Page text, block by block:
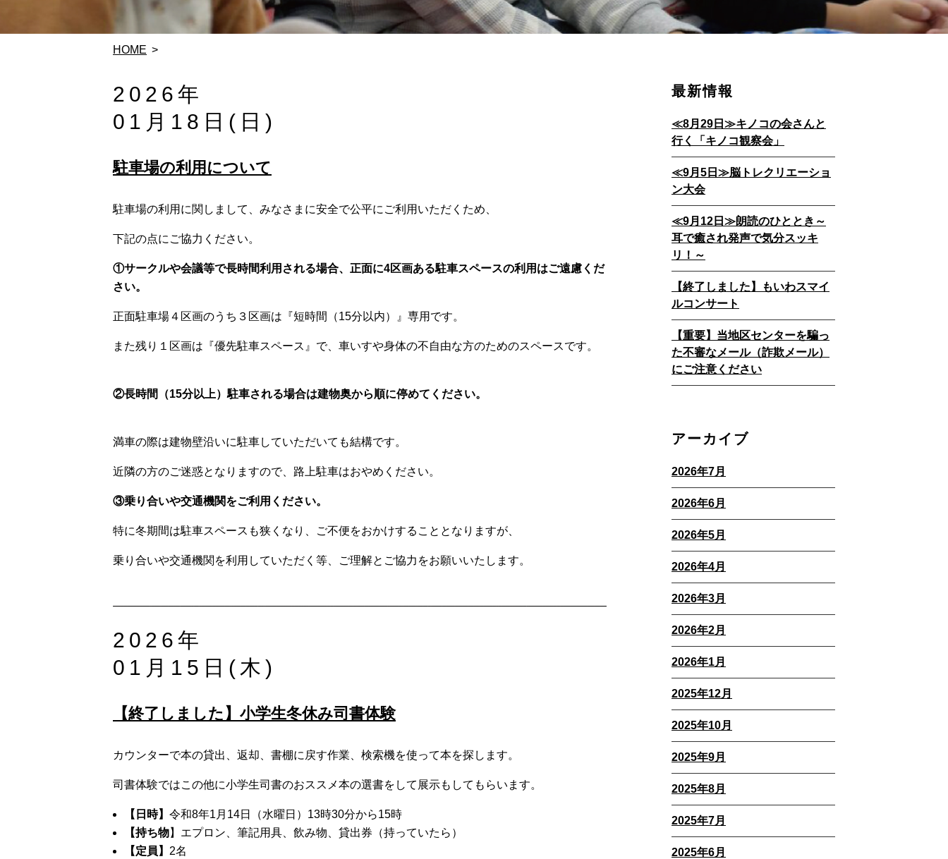
HOME
2026年
01月18日(日)
駐車場の利用について
駐車場の利用に関しまして、みなさまに安全で公平にご利用いただくため、
下記の点にご協力ください。
①サークルや会議等で長時間利用される場合、正面に4区画ある駐車スペースの利用はご遠慮くだ
さい。
正面駐車場４区画のうち３区画は『短時間（15分以内）』専用です。
また残り１区画は『優先駐車スペース』で、車いすや身体の不自由な方のためのスペースです。
②長時間（15分以上）駐車される場合は建物奥から順に停めてください。
満車の際は建物壁沿いに駐車していただいても結構です。
近隣の方のご迷惑となりますので、路上駐車はおやめください。
③乗り合いや交通機関をご利用ください。
特に冬期間は駐車スペースも狭くなり、ご不便をおかけすることとなりますが、
乗り合いや交通機関を利用していただく等、ご理解とご協力をお願いいたします。
2026年
01月15日(木)
【終了しました】小学生冬休み司書体験
カウンターで本の貸出、返却、書棚に戻す作業、検索機を使って本を探します。
司書体験ではこの他に小学生司書のおススメ本の選書をして展示もしてもらいます。
【日時】 令和8年1月14日（水曜日）13時30分から15時
【持ち物】エプロン、筆記用具、飲み物、貸出券（持っていたら）
【定員】 2名
最新情報
≪8月29日≫キノコの会さんと
行く「キノコ観察会」
≪9月5日≫脳トレクリエーショ
ン大会
≪9月12日≫朗読のひととき～
耳で癒され発声で気分スッキ
リ！～
【終了しました】もいわスマイ
ルコンサート
【重要】当地区センターを騙っ
た不審なメール（詐欺メール）
にご注意ください
アーカイブ
2026年7月
2026年6月
2026年5月
2026年4月
2026年3月
2026年2月
2026年1月
2025年12月
2025年10月
2025年9月
2025年8月
2025年7月
2025年6月